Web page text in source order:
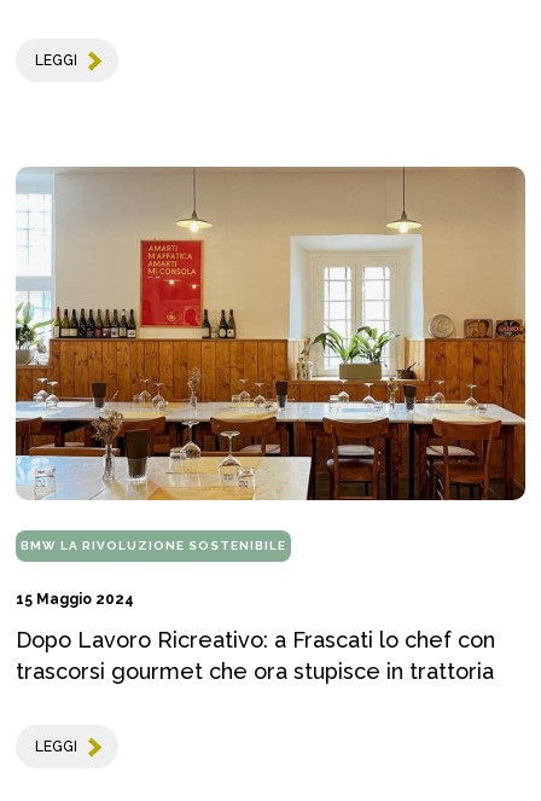
LEGGI
BMW LA RIVOLUZIONE SOSTENIBILE
15 Maggio 2024
Dopo Lavoro Ricreativo: a Frascati lo chef con
trascorsi gourmet che ora stupisce in trattoria
LEGGI